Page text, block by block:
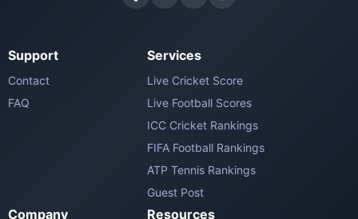
Support
Contact
FAQ
Services
Live Cricket Score
Live Football Scores
ICC Cricket Rankings
FIFA Football Rankings
ATP Tennis Rankings
Guest Post
Company Resources